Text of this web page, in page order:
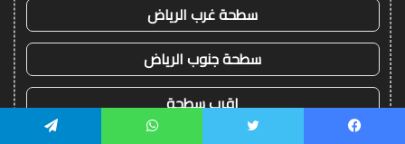
سطحة غرب الرياض
سطحة جنوب الرياض
اقرب سطحة